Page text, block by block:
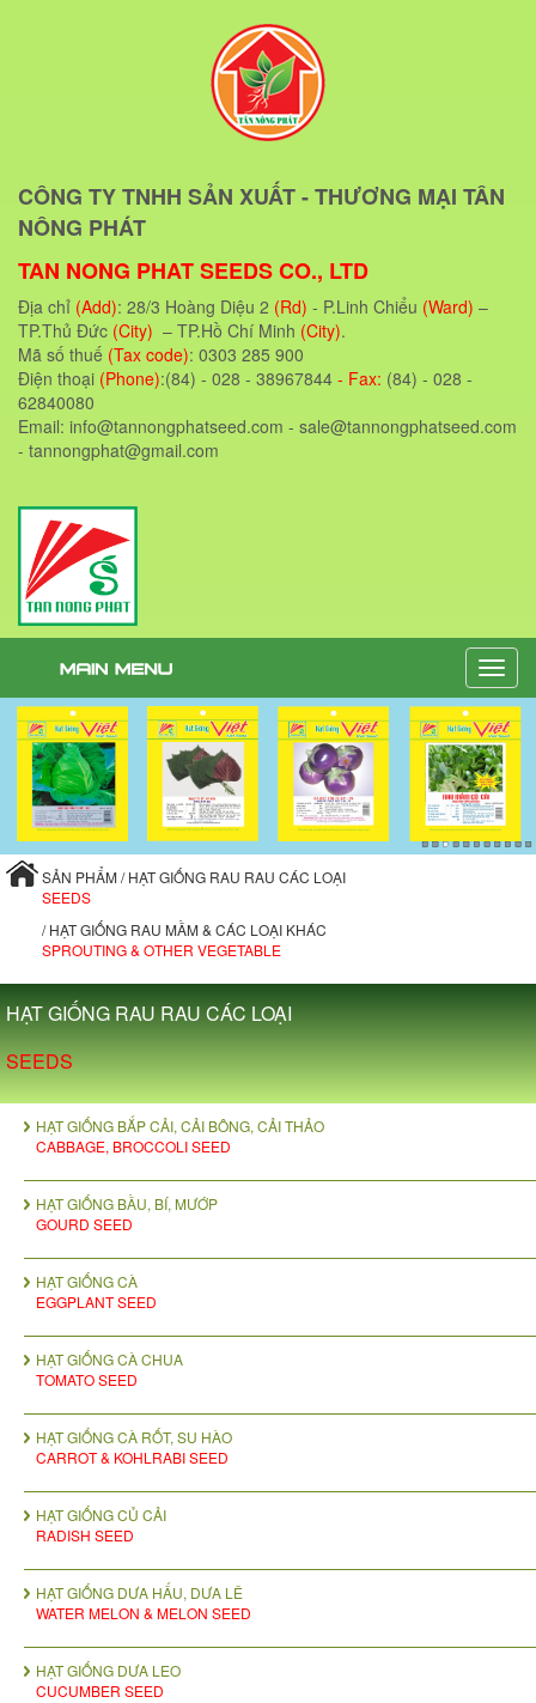
CÔNG TY TNHH SẢN XUẤT - THƯƠNG MẠI TÂN
NÔNG PHÁT
TAN NONG PHAT SEEDS CO., LTD
Địa chỉ (Add): 28/3 Hoàng Diệu 2 (Rd) - P.Linh Chiểu (Ward) –
TP.Thủ Đức (City) – TP.Hồ Chí Minh (City).
Mã số thuế (Tax code): 0303 285 900
Điện thoại (Phone):(84) - 028 - 38967844 - Fax: (84) - 028 -
62840080
Email: info@tannongphatseed.com - sale@tannongphatseed.com
- tannongphat@gmail.com
Toggle
SẢN PHẨM / HẠT GIỐNG RAU RAU CÁC LOẠI
SEEDS
/ HẠT GIỐNG RAU MẦM & CÁC LOẠI KHÁC
SPROUTING & OTHER VEGETABLE
HẠT GIỐNG RAU RAU CÁC LOẠI
SEEDS
HẠT GIỐNG BẮP CẢI, CẢI BÔNG, CẢI THẢO
CABBAGE, BROCCOLI SEED
HẠT GIỐNG BẦU, BÍ, MƯỚP
GOURD SEED
HẠT GIỐNG CÀ
EGGPLANT SEED
HẠT GIỐNG CÀ CHUA
TOMATO SEED
HẠT GIỐNG CÀ RỐT, SU HÀO
CARROT & KOHLRABI SEED
HẠT GIỐNG CỦ CẢI
RADISH SEED
HẠT GIỐNG DƯA HẤU, DƯA LÊ
WATER MELON & MELON SEED
HẠT GIỐNG DƯA LEO
CUCUMBER SEED